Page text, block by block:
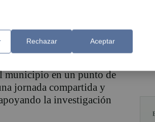
con la celebración de
municipio en un punto de
jornada compartida y
la investigación
Rechazar Aceptar